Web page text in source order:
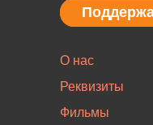
О нас
Реквизиты
Фильмы